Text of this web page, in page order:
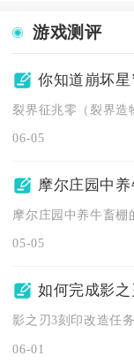
游戏测评
你知道崩坏
06-05
摩尔庄园中
05-05
如何完成影
06-01